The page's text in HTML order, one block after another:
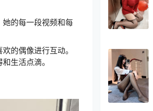
的每一段视频和每
的偶像进行互动。
生活点滴。